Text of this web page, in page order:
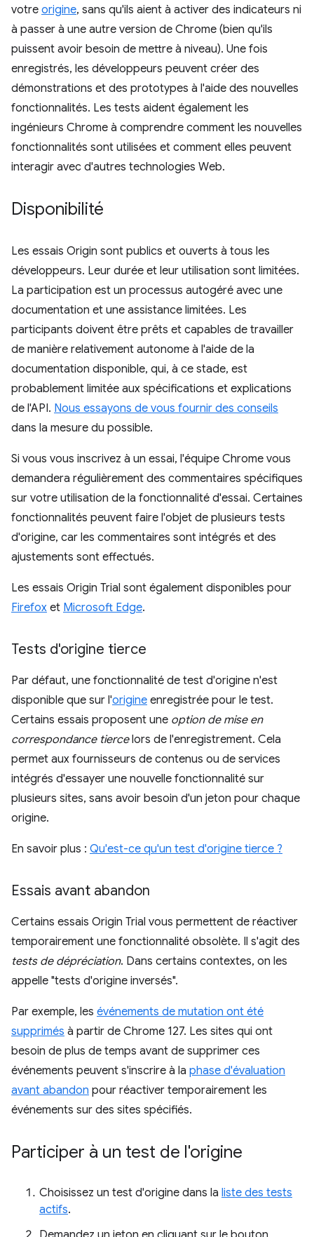
votre origine, sans qu'ils aient à activer des indicateurs ni
à passer à une autre version de Chrome (bien qu'ils
puissent avoir besoin de mettre à niveau). Une fois
enregistrés, les développeurs peuvent créer des
démonstrations et des prototypes à l'aide des nouvelles
fonctionnalités. Les tests aident également les
ingénieurs Chrome à comprendre comment les nouvelles
fonctionnalités sont utilisées et comment elles peuvent
interagir avec d'autres technologies Web.
Disponibilité
Les essais Origin sont publics et ouverts à tous les
développeurs. Leur durée et leur utilisation sont limitées.
La participation est un processus autogéré avec une
documentation et une assistance limitées. Les
participants doivent être prêts et capables de travailler
de manière relativement autonome à l'aide de la
documentation disponible, qui, à ce stade, est
probablement limitée aux spécifications et explications
de l'API. Nous essayons de vous fournir des conseils
dans la mesure du possible.
Si vous vous inscrivez à un essai, l'équipe Chrome vous
demandera régulièrement des commentaires spécifiques
sur votre utilisation de la fonctionnalité d'essai. Certaines
fonctionnalités peuvent faire l'objet de plusieurs tests
d'origine, car les commentaires sont intégrés et des
ajustements sont effectués.
Les essais Origin Trial sont également disponibles pour
Firefox et Microsoft Edge.
Tests d'origine tierce
Par défaut, une fonctionnalité de test d'origine n'est
disponible que sur l'origine enregistrée pour le test.
Certains essais proposent une option de mise en
correspondance tiercelors de l'enregistrement. Cela
permet aux fournisseurs de contenus ou de services
intégrés d'essayer une nouvelle fonctionnalité sur
plusieurs sites, sans avoir besoin d'un jeton pour chaque
origine.
En savoir plus : Qu'est-ce qu'un test d'origine tierce ?
Essais avant abandon
Certains essais Origin Trial vous permettent de réactiver
temporairement une fonctionnalité obsolète. Il s'agit des
tests de dépréciation. Dans certains contextes, on les
appelle "tests d'origine inversés".
Par exemple, les événements de mutation ont été
supprimés à partir de Chrome 127. Les sites qui ont
besoin de plus de temps avant de supprimer ces
événements peuvent s'inscrire à la phase d'évaluation
avant abandon pour réactiver temporairement les
événements sur des sites spécifiés.
Participer à un test de l'origine
Choisissez un test d'origine dans la liste des tests
actifs.